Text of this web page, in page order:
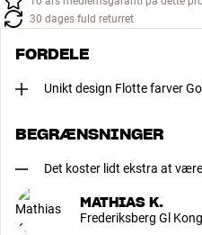
30 dages fuld returret
FORDELE
Unikt design Flotte farver
BEGRÆNSNINGER
Det koster lidt ekstra at
MATHIAS K.
Frederiksberg Gl